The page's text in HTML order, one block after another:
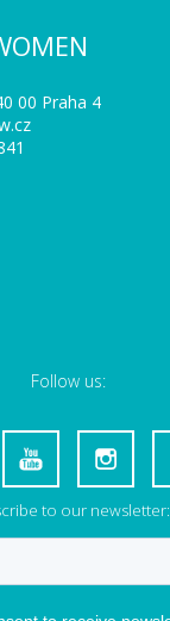
00 Praha 4
Follow us:
to our newsletter: